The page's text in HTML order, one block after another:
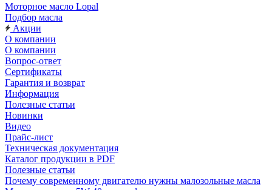
Моторное масло Lopal
Подбор масла
Акции
О компании
О компании
Вопрос-ответ
Сертификаты
Гарантия и возврат
Информация
Полезные статьи
Новинки
Видео
Прайс-лист
Техническая документация
Каталог продукции в PDF
Полезные статьи
Почему современному двигателю нужны малозольные масла